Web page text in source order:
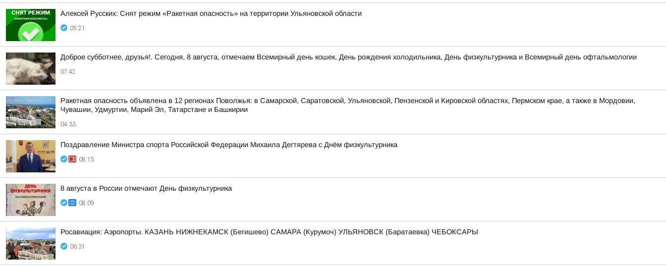
Алексей Русских: Снят режим «Ракетная опасность» на территории Ульяновской области
05:21
Доброе субботнее, друзья!. Сегодня, 8 августа, отмечаем Всемирный день кошек, День рождения холодильника, День физкультурника и Всемирный день офтальмологии
07:42
Ракетная опасность объявлена в 12 регионах Поволжья: в Самарской, Саратовской, Ульяновской, Пензенской и Кировской областях, Пермском крае, а также в Мордовии,
Чувашии, Удмуртии, Марий Эл, Татарстане и Башкирии
04:33
Поздравление Министра спорта Российской Федерации Михаила Дегтярева с Днём физкультурника
08:15
8 августа в России отмечают День физкультурника
08:09
Росавиация: Аэропорты. КАЗАНЬ НИЖНЕКАМСК (Бегишево) САМАРА (Курумоч) УЛЬЯНОВСК (Баратаевка) ЧЕБОКСАРЫ
06:31